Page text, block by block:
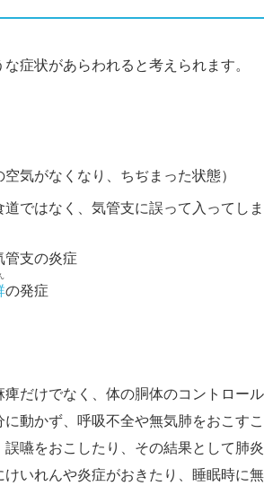
症状があらわれると考えられます。
空気がなくなり、ちぢまった状態）
道ではなく、気管支に誤って入ってし
支の炎症
の発症
痺だけでなく、体の胴体のコントロー
動かず、呼吸不全や無気肺をおこす
嚥をおこしたり、その結果として肺
けいれんや炎症がおきたり、睡眠時に